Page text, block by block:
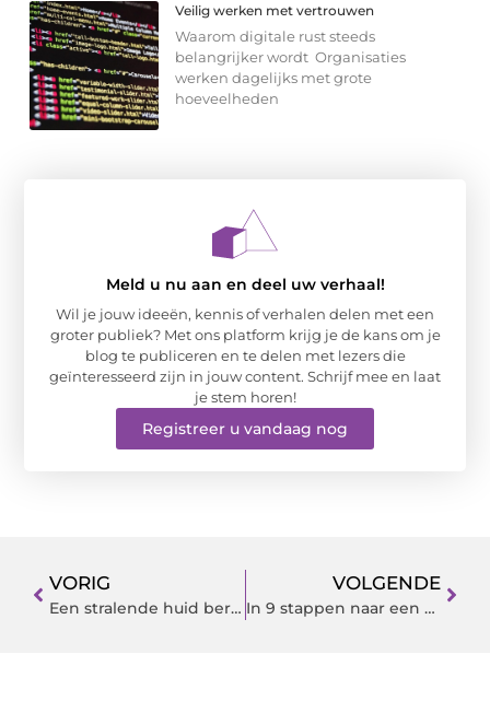
Veilig werken met vertrouwen
Waarom digitale rust steeds
belangrijker wordt Organisaties
werken dagelijks met grote
hoeveelheden
Meld u nu aan en deel uw verhaal!
Wil je jouw ideeën, kennis of verhalen delen met een
groter publiek? Met ons platform krijg je de kans om je
blog te publiceren en te delen met lezers die
geïnteresseerd zijn in jouw content. Schrijf mee en laat
je stem horen!
Registreer u vandaag nog
VORIG
Een stralende huid bereiken in 5 eenvoudige stappen
VOLGENDE
In 9 stappen naar een perfecte cake